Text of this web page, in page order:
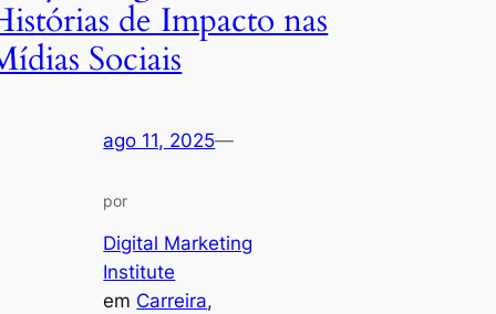
de Impacto nas
Sociais
ago 11, 2025—
por
Digital Marketing
Institute
em Carreira